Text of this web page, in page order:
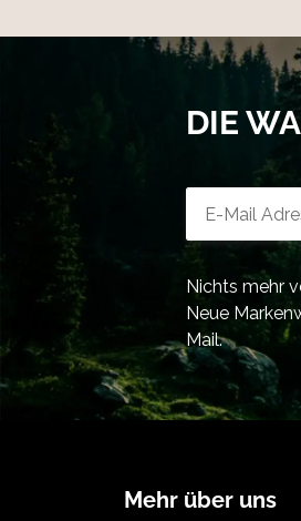
DIE
Nichts mehr
Neue
Mail.
Mehr über uns